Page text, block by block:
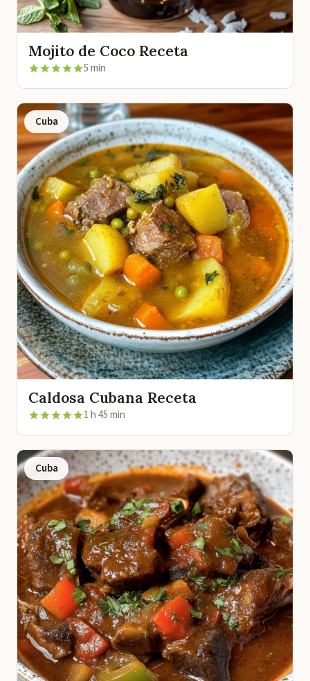
Mojito de Coco Receta
5 min
Cuba
Caldosa Cubana Receta
1 h 45 min
Cuba